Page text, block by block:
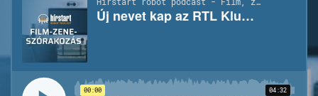
TECH HÍREK
FILM-ZENE-SZÓRAKOZÁS
PLAYLIST